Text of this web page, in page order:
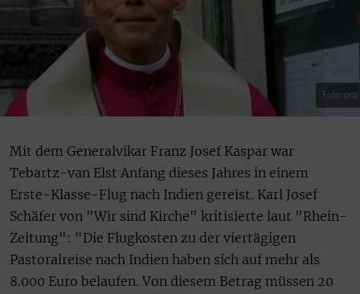
Foto: pro
Mit dem Generalvikar Franz Josef Kaspar war
Tebartz-van Elst Anfang dieses Jahres in einem
Erste-Klasse-Flug nach Indien gereist. Karl Josef
Schäfer von "Wir sind Kirche" kritisierte laut "Rhein-
Zeitung": "Die Flugkosten zu der viertägigen
Pastoralreise nach Indien haben sich auf mehr als
8.000 Euro belaufen. Von diesem Betrag müssen 20